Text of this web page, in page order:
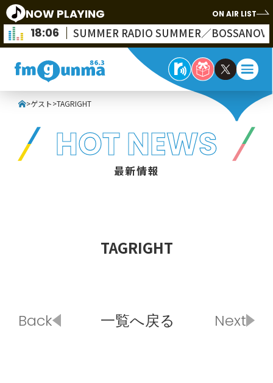
NOW PLAYING ON AIR LIST
18:06 SUMMER RADIO SUMMER／
>ゲスト>TAGRIGHT
HOT NEWS
最新情報
TAGRIGHT
Back 一覧へ戻る Next